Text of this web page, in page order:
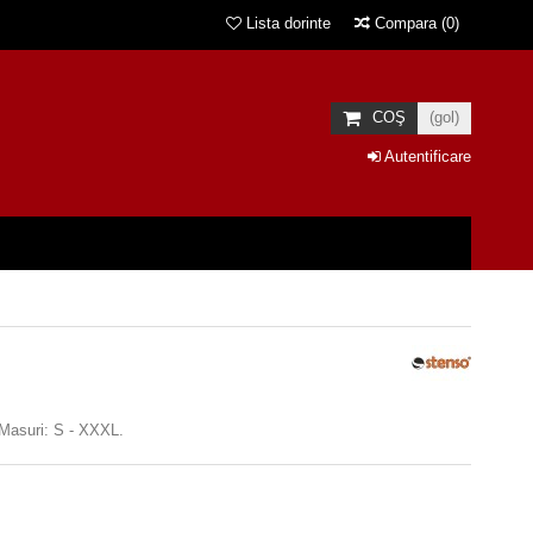
Compara (0)
Lista dorinte
COŞ (gol)
Autentificare
S - XXXL.